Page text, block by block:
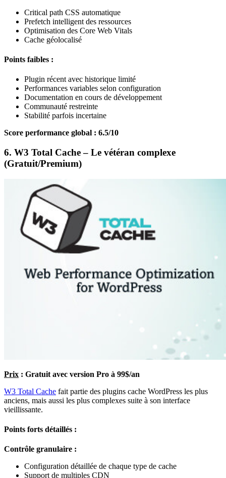
Critical path CSS automatique
Prefetch intelligent des ressources
Optimisation des Core Web Vitals
Cache géolocalisé
Points faibles :
Plugin récent avec historique limité
Performances variables selon configuration
Documentation en cours de développement
Communauté restreinte
Stabilité parfois incertaine
Score performance global : 6.5/10
6. W3 Total Cache – Le vétéran complexe
(Gratuit/Premium)
Prix : Gratuit avec version Pro à 99$/an
W3 Total Cache fait partie des plugins cache WordPress les plus
anciens, mais aussi les plus complexes suite à son interface
vieillissante.
Points forts détaillés :
Contrôle granulaire :
Configuration détaillée de chaque type de cache
Support de multiples CDN